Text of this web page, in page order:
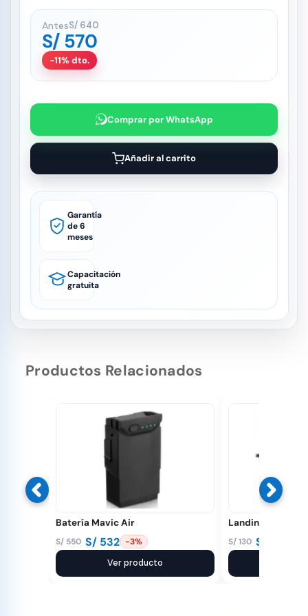
AntesS/ 640
S/ 570
-11% dto.
Comprar por WhatsApp
Añadir al carrito
Garantía
de 6
meses
Capacitación
gratuita
Productos Relacionados
Batería Mavic Air
S/ 550
El
original
S/ 532
El
actual
-3%
Ver producto
Landing Pad 56
S/130
El
original
S/
El
actual